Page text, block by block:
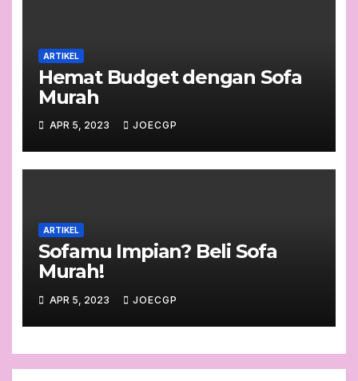
ARTIKEL
Hemat Budget dengan Sofa
Murah
APR 5, 2023 JOECGP
ARTIKEL
Sofamu Impian? Beli Sofa
Murah!
APR 5, 2023 JOECGP